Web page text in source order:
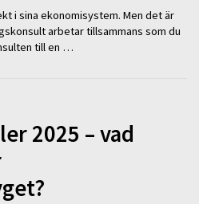
i sina ekonomisystem. Men det är
arbetar tillsammans som du
till en …
2025 – vad